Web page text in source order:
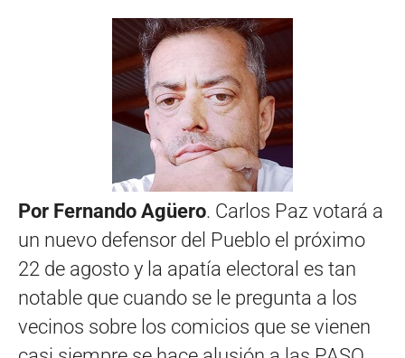
Por Fernando Agüero. Carlos Paz votará a
un nuevo defensor del Pueblo el próximo
22 de agosto y la apatía electoral es tan
notable que cuando se le pregunta a los
vecinos sobre los comicios que se vienen